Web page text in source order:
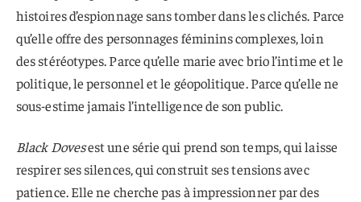
histoires d’espionnage sans tomber dans les clichés. Parce
qu’elle offre des personnages féminins complexes, loin
des stéréotypes. Parce qu’elle marie avec brio l’intime et le
politique, le personnel et le géopolitique. Parce qu’elle ne
sous-estime jamais l’intelligence de son public.
Black Dovesest une série qui prend son temps, qui laisse
respirer ses silences, qui construit ses tensions avec
patience. Elle ne cherche pas à impressionner par des